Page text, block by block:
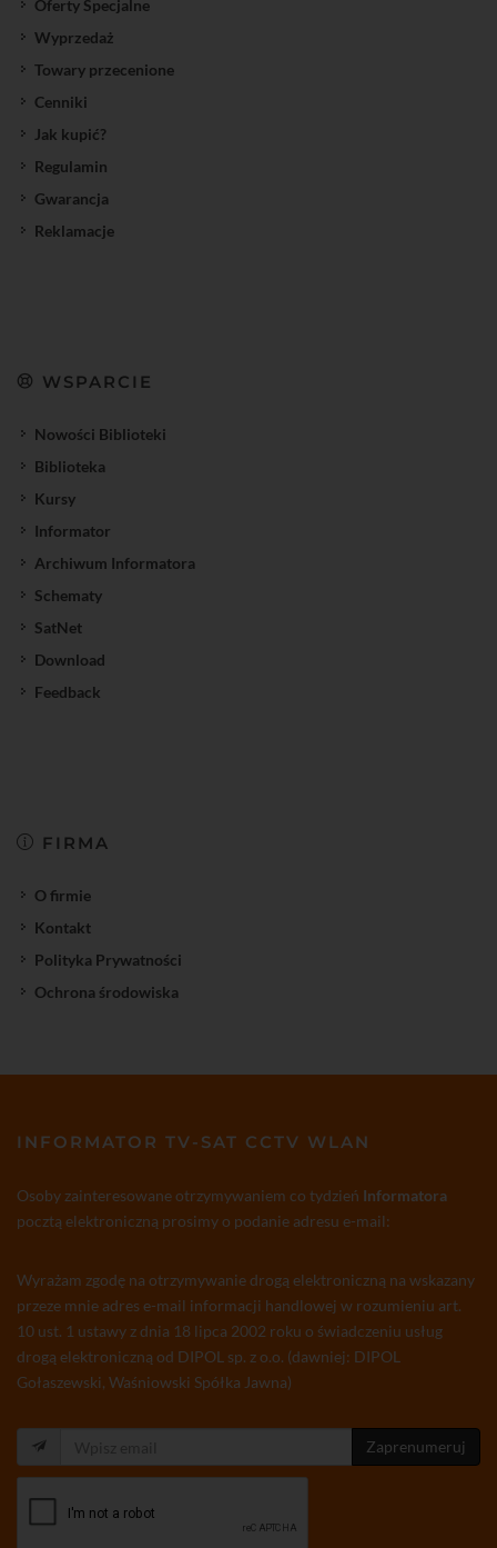
Oferty Specjalne
Wyprzedaż
Towary przecenione
Cenniki
Jak kupić?
Regulamin
Gwarancja
Reklamacje
WSPARCIE
Nowości Biblioteki
Biblioteka
Kursy
Informator
Archiwum Informatora
Schematy
SatNet
Download
Feedback
FIRMA
O firmie
Kontakt
Polityka Prywatności
Ochrona środowiska
INFORMATOR TV-SAT CCTV WLAN
Osoby zainteresowane otrzymywaniem co tydzień Informatora
pocztą elektroniczną prosimy o podanie adresu e-mail:
Wyrażam zgodę na otrzymywanie drogą elektroniczną na wskazany
przeze mnie adres e-mail informacji handlowej w rozumieniu art.
10 ust. 1 ustawy z dnia 18 lipca 2002 roku o świadczeniu usług
drogą elektroniczną od DIPOL sp. z o.o. (dawniej: DIPOL
Gołaszewski, Waśniowski Spółka Jawna)
Zaprenumeruj